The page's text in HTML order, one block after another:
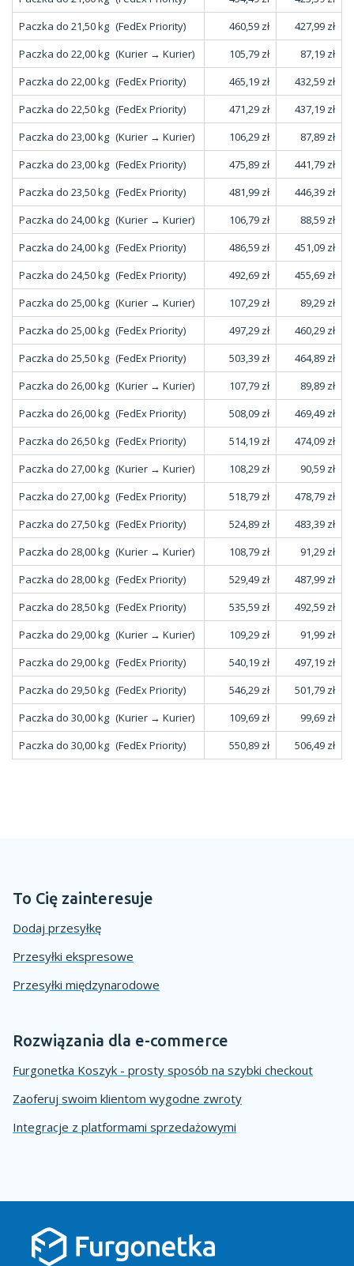
Paczka do 21,50 kg (FedEx Priority) 460,59 zł
427,99 zł
Paczka do 22,00 kg (Kurier → Kurier) 105,79 zł
87,19 zł
Paczka do 22,00 kg (FedEx Priority) 465,19 zł
432,59 zł
Paczka do 22,50 kg (FedEx Priority) 471,29 zł
437,19 zł
Paczka do 23,00 kg (Kurier → Kurier) 106,29 zł
87,89 zł
Paczka do 23,00 kg (FedEx Priority) 475,89 zł
441,79 zł
Paczka do 23,50 kg (FedEx Priority) 481,99 zł
446,39 zł
Paczka do 24,00 kg (Kurier → Kurier) 106,79 zł
88,59 zł
Paczka do 24,00 kg (FedEx Priority) 486,59 zł
451,09 zł
Paczka do 24,50 kg (FedEx Priority) 492,69 zł
455,69 zł
Paczka do 25,00 kg (Kurier → Kurier) 107,29 zł
89,29 zł
Paczka do 25,00 kg (FedEx Priority) 497,29 zł
460,29 zł
Paczka do 25,50 kg (FedEx Priority) 503,39 zł
464,89 zł
Paczka do 26,00 kg (Kurier → Kurier) 107,79 zł
89,89 zł
Paczka do 26,00 kg (FedEx Priority) 508,09 zł
469,49 zł
Paczka do 26,50 kg (FedEx Priority) 514,19 zł
474,09 zł
Paczka do 27,00 kg (Kurier → Kurier) 108,29 zł
90,59 zł
Paczka do 27,00 kg (FedEx Priority) 518,79 zł
478,79 zł
Paczka do 27,50 kg (FedEx Priority) 524,89 zł
483,39 zł
Paczka do 28,00 kg (Kurier → Kurier) 108,79 zł
91,29 zł
Paczka do 28,00 kg (FedEx Priority) 529,49 zł
487,99 zł
Paczka do 28,50 kg (FedEx Priority) 535,59 zł
492,59 zł
Paczka do 29,00 kg (Kurier → Kurier) 109,29 zł
91,99 zł
Paczka do 29,00 kg (FedEx Priority) 540,19 zł
497,19 zł
Paczka do 29,50 kg (FedEx Priority) 546,29 zł
501,79 zł
Paczka do 30,00 kg (Kurier → Kurier) 109,69 zł
99,69 zł
Paczka do 30,00 kg (FedEx Priority) 550,89 zł 506,49 zł
To Cię zainteresuje
Dodaj przesyłkę
Przesyłki ekspresowe
Przesyłki międzynarodowe
Rozwiązania dla e-commerce
Furgonetka Koszyk - prosty sposób na szybki checkout
Zaoferuj swoim klientom wygodne zwroty
Integracje z platformami sprzedażowymi